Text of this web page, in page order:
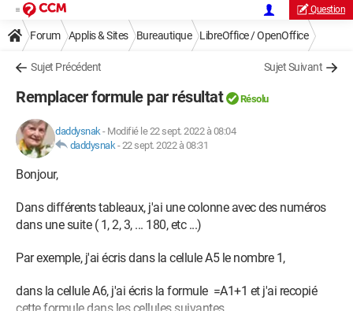
Question
Forum Applis & Sites Bureautique LibreOffice / OpenOffice
Sujet Précédent Sujet Suivant
Remplacer formule par résultat Résolu
daddysnak- Modifié le 22 sept. 2022 à 08:04
daddysnak-22 sept. 2022 à 08:31
Bonjour,
Dans différents tableaux, j'ai une colonne avec des numéros
dans une suite ( 1, 2, 3, ... 180, etc ...)
Par exemple, j'ai écris dans la cellule A5 le nombre 1,
dans la cellule A6, j'ai écris la formule =A1+1 et j'ai recopié